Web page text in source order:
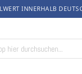
INNERHALB